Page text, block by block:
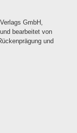
GmbH,
bearbeitet von
und